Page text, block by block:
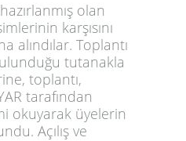
olan
karşısını
alındılar. Toplantı
tutanakla
toplantı,
tarafından
okuyarak üyelerin
Açılış ve